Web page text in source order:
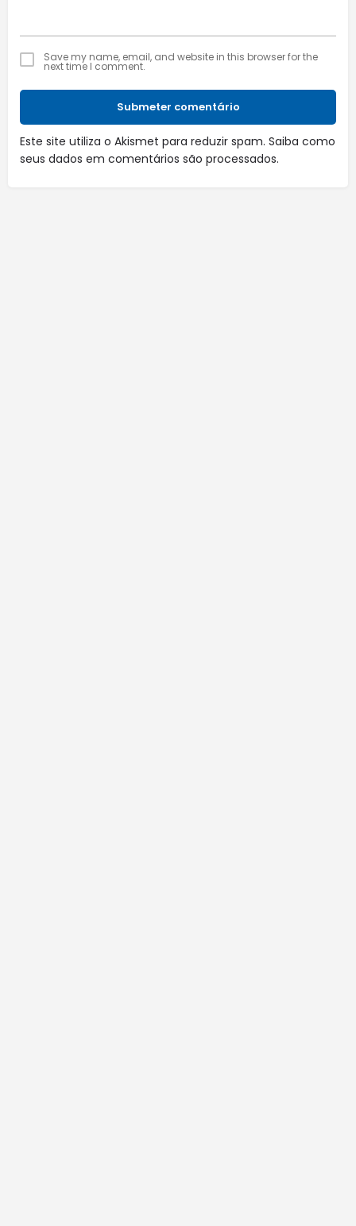
Save my name, email, and website in this browser for the
next time I comment.
Submeter comentário
Este site utiliza o Akismet para reduzir spam. Saiba como
seus dados em comentários são processados.